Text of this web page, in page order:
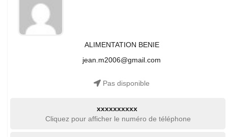
ALIMENTATION BENIE
jean.m2006@gmail.com
Pas disponible
xxxxxxxxxx
Cliquez pour afficher le numéro de téléphone